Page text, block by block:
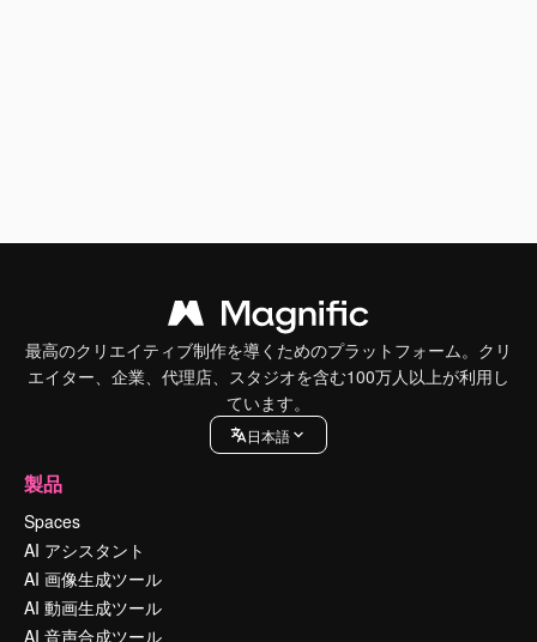
最高のクリエイティブ制作を導くためのプラットフォーム。クリ
エイター、企業、代理店、スタジオを含む100万人以上が利用し
ています。
日本語
製品
Spaces
AI アシスタント
AI 画像生成ツール
AI 動画生成ツール
AI 音声合成ツール